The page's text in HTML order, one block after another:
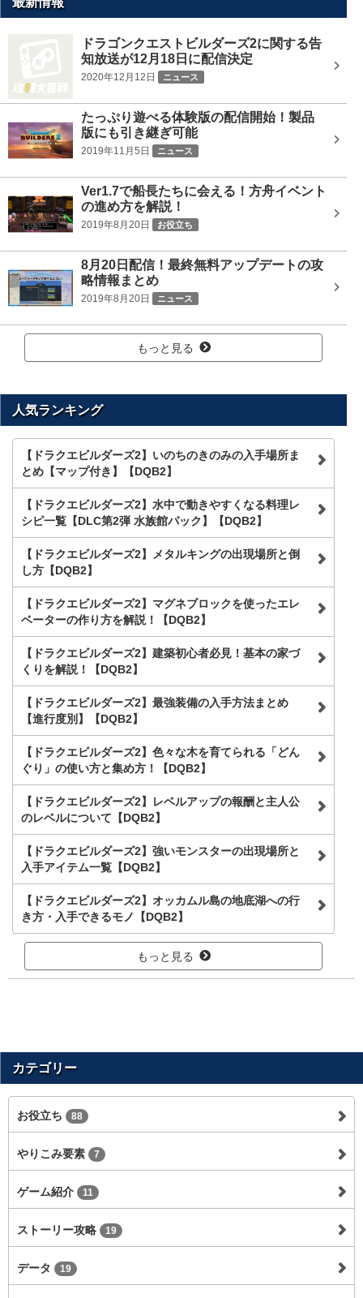
検
索
ドラゴンクエストビルダーズ2に関する告
知放送が12月18日に配信決定
2020年12月12日 ニュース
たっぷり遊べる体験版の配信開始！製品
版にも引き継ぎ可能
2019年11月5日 ニュース
Ver1.7で船長たちに会える！方舟イベント
の進め方を解説！
2019年8月20日 お役立ち
8月20日配信！最終無料アップデートの攻
略情報まとめ
2019年8月20日 ニュース
もっと見る
人気ランキング
【ドラクエビルダーズ2】いのちのきのみの入手場所ま
とめ【マップ付き】【DQB2】
【ドラクエビルダーズ2】水中で動きやすくなる料理レ
シピ一覧【DLC第2弾 水族館パック】【DQB2】
【ドラクエビルダーズ2】メタルキングの出現場所と倒
し方【DQB2】
【ドラクエビルダーズ2】マグネブロックを使ったエレ
ベーターの作り方を解説！【DQB2】
【ドラクエビルダーズ2】建築初心者必見！基本の家づ
くりを解説！【DQB2】
【ドラクエビルダーズ2】最強装備の入手方法まとめ
【進行度別】【DQB2】
【ドラクエビルダーズ2】色々な木を育てられる「どん
ぐり」の使い方と集め方！【DQB2】
【ドラクエビルダーズ2】レベルアップの報酬と主人公
のレベルについて【DQB2】
【ドラクエビルダーズ2】強いモンスターの出現場所と
入手アイテム一覧【DQB2】
【ドラクエビルダーズ2】オッカムル島の地底湖への行
き方・入手できるモノ【DQB2】
もっと見る
カテゴリー
お役立ち 88
やりこみ要素 7
ゲーム紹介 11
ストーリー攻略 19
データ 19